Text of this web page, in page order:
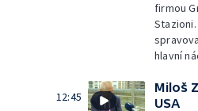
firmou
Stazioni.
hlavní
12:45
Miloš
USA